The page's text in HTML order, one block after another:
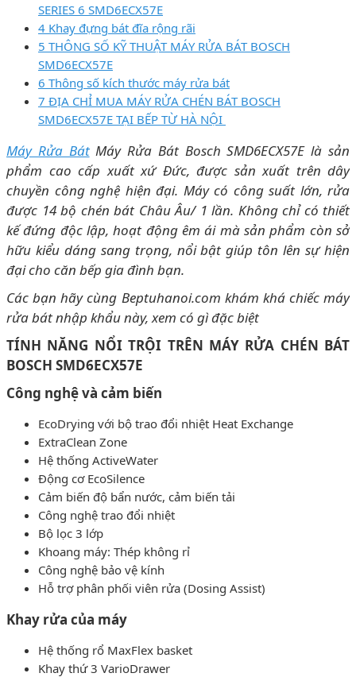
SERIES 6 SMD6ECX57E
4 Khay đựng bát đĩa rộng rãi
5 THÔNG SỐ KỸ THUẬT MÁY RỬA BÁT BOSCH
SMD6ECX57E
6 Thông số kích thước máy rửa bát
7 ĐỊA CHỈ MUA MÁY RỬA CHÉN BÁT BOSCH
SMD6ECX57E TẠI BẾP TỪ HÀ NỘI
Máy Rửa BátMáy Rửa Bát Bosch SMD6ECX57E là sản
phẩm cao cấp xuất xứ Đức, được sản xuất trên dây
chuyền công nghệ hiện đại. Máy có công suất lớn, rửa
được 14 bộ chén bát Châu Âu/ 1 lần. Không chỉ có thiết
kế đứng độc lập, hoạt động êm ái mà sản phẩm còn sở
hữu kiểu dáng sang trọng, nổi bật giúp tôn lên sự hiện
đại cho căn bếp gia đình bạn.
Các bạn hãy cùng Beptuhanoi.com khám khá chiếc máy
rửa bát nhập khẩu này, xem có gì đặc biệt
TÍNH NĂNG NỔI TRỘI TRÊN MÁY RỬA CHÉN BÁT
BOSCH SMD6ECX57E
Công nghệ và cảm biến
EcoDrying với bộ trao đổi nhiệt Heat Exchange
ExtraClean Zone
Hệ thống ActiveWater
Động cơ EcoSilence
Cảm biến độ bẩn nước, cảm biến tải
Công nghệ trao đổi nhiệt
Bộ lọc 3 lớp
Khoang máy: Thép không rỉ
Công nghệ bảo vệ kính
Hỗ trợ phân phối viên rửa (Dosing Assist)
Khay rửa của máy
Hệ thống rổ MaxFlex basket
Khay thứ 3 VarioDrawer